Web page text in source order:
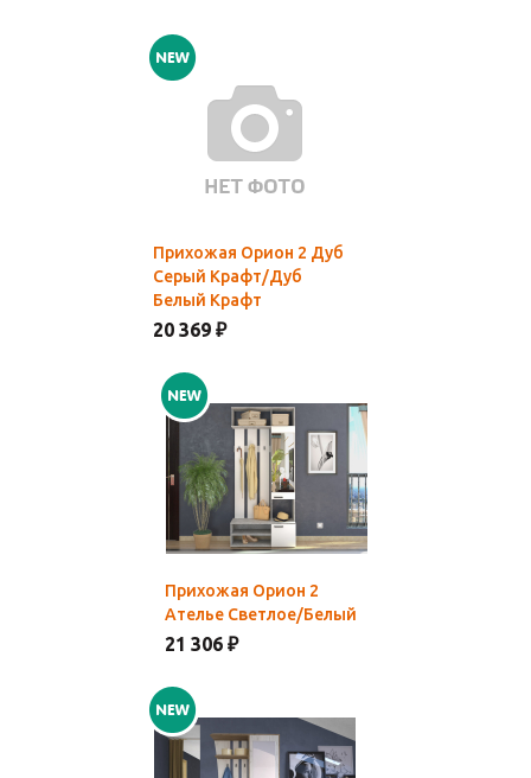
Прихожая Орион 2 Дуб
Серый Крафт/Дуб
Белый Крафт
20 369 ₽
Прихожая Орион 2
Ателье Светлое/Белый
21 306 ₽